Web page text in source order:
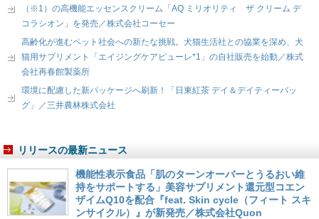
（※1）の高機能エッセンスクリーム「AQ ミリオリティ ザ クリーム デ
コラシオン」を発売／株式会社コーセー
高齢化が進むペット社会への新たな挑戦。犬猫生活社との協業を深め、犬
猫用サプリメント「エイジングケアピューレ*1」の自社販売を始動／株式
会社再春館製薬所
環境に配慮した新パッケージへ刷新！「日東紅茶 デイ＆デイティーバッ
グ」／三井農林株式会社
リリースの最新ニュース
機能性表示食品「肌のターンオーバーとうるおい維
持をサポートする」美容サプリメント還元型コエン
ザイムQ10を配合『feat. Skin cycle（フィート スキ
ンサイクル）』が新発売／株式会社Quon